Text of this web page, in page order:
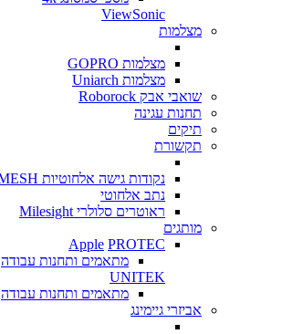
ViewSonic
מצלמות
מצלמות GOPRO
מצלמות Uniarch
שואבי אבק Roborock
תחנות עגינה
תיקים
תקשורת
נקודות גישה אלחוטיות MESH
נתב אלחוטי
ראוטרים סלולרי Milesight
מותגים
Apple PROTEC
מתאמים ותחנות עבודה
UNITEK
מתאמים ותחנות עבודה
אביזרי גיימינג